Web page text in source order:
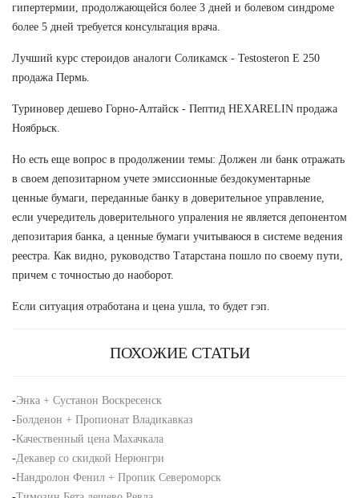
гипертермии, продолжающейся более 3 дней и болевом синдроме
более 5 дней требуется консультация врача.
Лучший курс стероидов аналоги Соликамск - Testosteron E 250
продажа Пермь.
Туриновер дешево Горно-Алтайск - Пептид HEXARELIN продажа
Ноябрьск.
Но есть еще вопрос в продолжении темы: Должен ли банк отражать
в своем депозитарном учете эмиссионные бездокументарные
ценные бумаги, переданные банку в доверительное управление,
если учередитель доверительного упраления не является депонентом
депозитария банка, а ценные бумаги учитываюся в системе ведения
реестра. Как видно, руководство Татарстана пошло по своему пути,
причем с точностью до наоборот.
Если ситуация отработана и цена ушла, то будет гэп.
ПОХОЖИЕ СТАТЬИ
-Энка + Сустанон Воскресенск
-Болденон + Пропионат Владикавказ
-Качественный цена Махачкала
-Декавер со скидкой Нерюнгри
-Нандролон Фенил + Пропик Североморск